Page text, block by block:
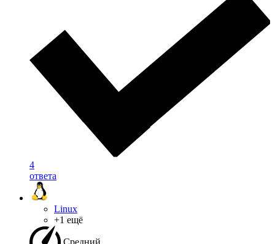
4
ответа
Linux
+1 ещё